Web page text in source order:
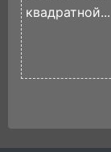
квадратной...